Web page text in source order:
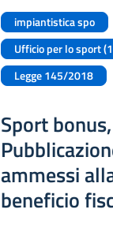
impiantistica spo
Ufficio per lo sport
Legge 145/2018
Sport
ammessi
beneficio